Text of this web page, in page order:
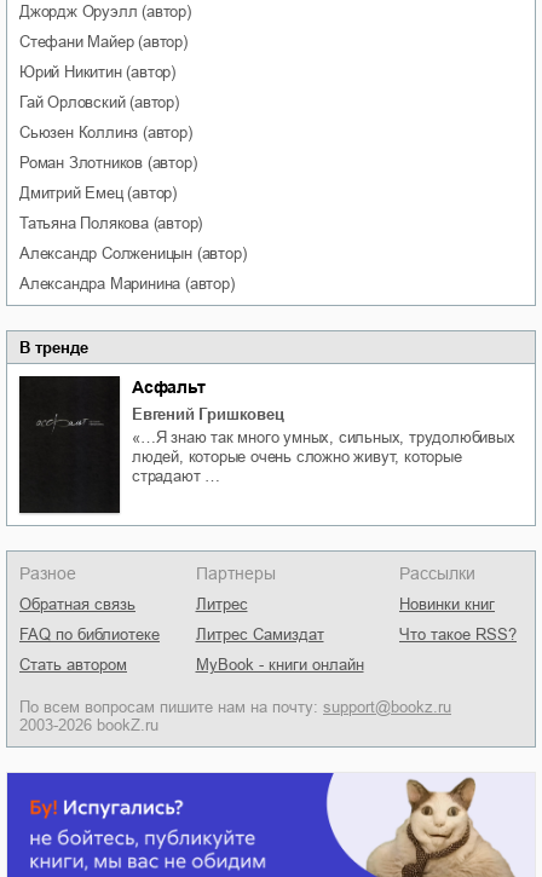
Джордж Оруэлл (автор)
Стефани Майер(автор)
Юрий Никитин(автор)
Гай Орловский(автор)
Сьюзен Коллинз (автор)
Роман Злотников (автор)
Дмитрий Емец(автор)
Татьяна Полякова(автор)
Александр Солженицын (автор)
Александра Маринина (автор)
В тренде
Асфальт
Евгений Гришковец
«…Я знаю так много умных, сильных, трудолюбивых
людей, которые очень сложно живут, которые
страдают …
Разное
Обратная связь
FAQ по библиотеке
Стать автором
Партнеры
Литрес
Литрес Самиздат
MyBook - книги онлайн
Рассылки
Новинки книг
Что такое RSS?
По всем вопросам пишите нам на почту: support@bookz.ru
2003-2026 bookZ.ru